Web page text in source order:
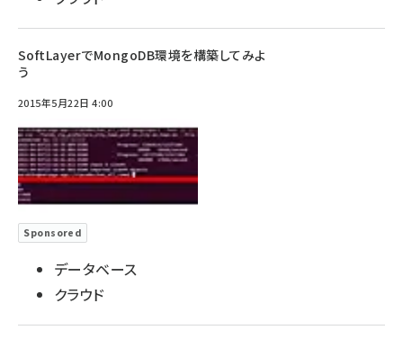
SoftLayerでMongoDB環境を構築してみよ
う
2015年5月22日 4:00
Sponsored
データベース
クラウド